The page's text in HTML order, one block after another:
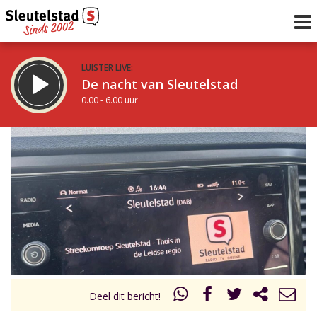
LUISTER LIVE:
De nacht van Sleutelstad
0.00 - 6.00 uur
STRAKS:
De ochtend van Sleutelstad
6.00 - 12.00 uur
Vorig uur
uur 1 van 0 Volgend uur
Deel dit bericht!